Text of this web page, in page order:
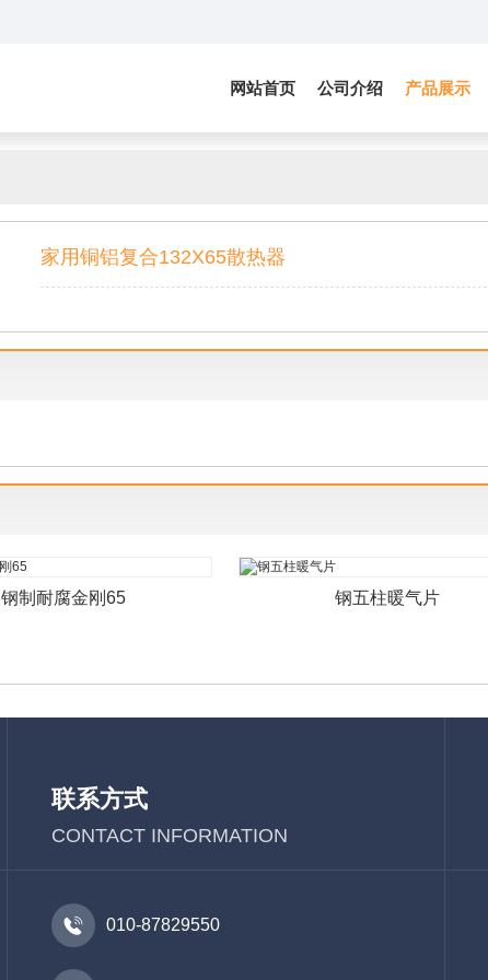
网站首页 公司介绍 产品展示
家用铜铝复合132X65散热器
钢制耐腐金刚65 钢五柱暖气片
联系方式
CONTACT INFORMATION
 010-87829550